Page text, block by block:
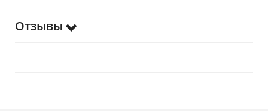
Отзывы